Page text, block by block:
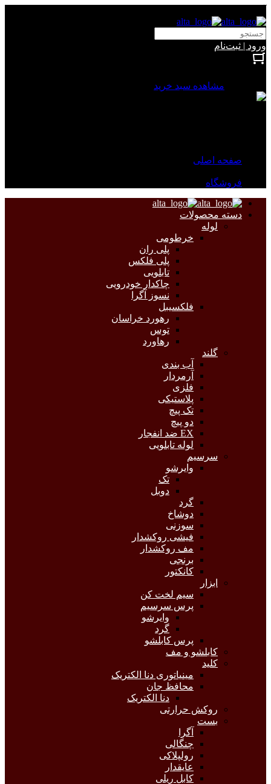
ورود | ثبت‌نام
مشاهده سبد خرید
صفحه اصلی
فروشگاه
دسته محصولات
لوله
خرطومی
پلی ران
پلی فلکس
تابلویی
چاکدار خودرویی
نسوز آگرا
فلکسیبل
رهورد خراسان
توس
رهاورد
گلند
آب بندی
آرمردار
فلزی
پلاستیکی
تک پیچ
دو پیچ
EX ضد انفجار
لوله تابلویی
سرسیم
وایرشو
تک
دوبل
گرد
دوشاخ
سوزنی
فیشی روکشدار
مف روکشدار
برنجی
کانکتور
ابزار
سیم لخت کن
پرس سرسیم
وایرشو
گرد
پرس کابلشو
کابلشو و مف
کلید
مینیاتوری دنا الکتریک
محافظ جان
دنا الکتریک
روکش حرارتی
بست
آگرا
چنگالی
رولپلاکی
عایقدار
کابل ریلی